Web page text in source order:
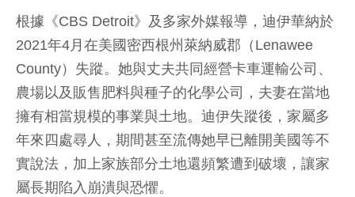
根據《CBS Detroit》及多家外媒報導，迪伊華納於
2021年4月在美國密西根州萊納威郡（Lenawee
County）失蹤。她與丈夫共同經營卡車運輸公司、
農場以及販售肥料與種子的化學公司，夫妻在當地
擁有相當規模的事業與土地。迪伊失蹤後，家屬多
年來四處尋人，期間甚至流傳她早已離開美國等不
實說法，加上家族部分土地還頻繁遭到破壞，讓家
屬長期陷入崩潰與恐懼。